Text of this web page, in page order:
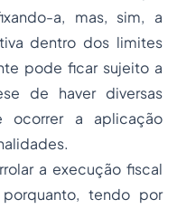
a, mas, sim, a
dentro dos limites
pode ficar sujeito a
de haver diversas
ocorrer a aplicação
a execução fiscal
tendo por